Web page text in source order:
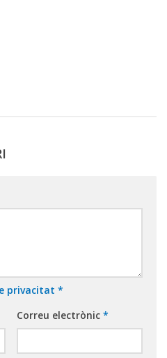
privacitat *
Correu electrònic *